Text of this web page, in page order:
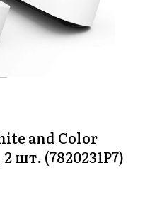
and Color
шт. (7820231P7)